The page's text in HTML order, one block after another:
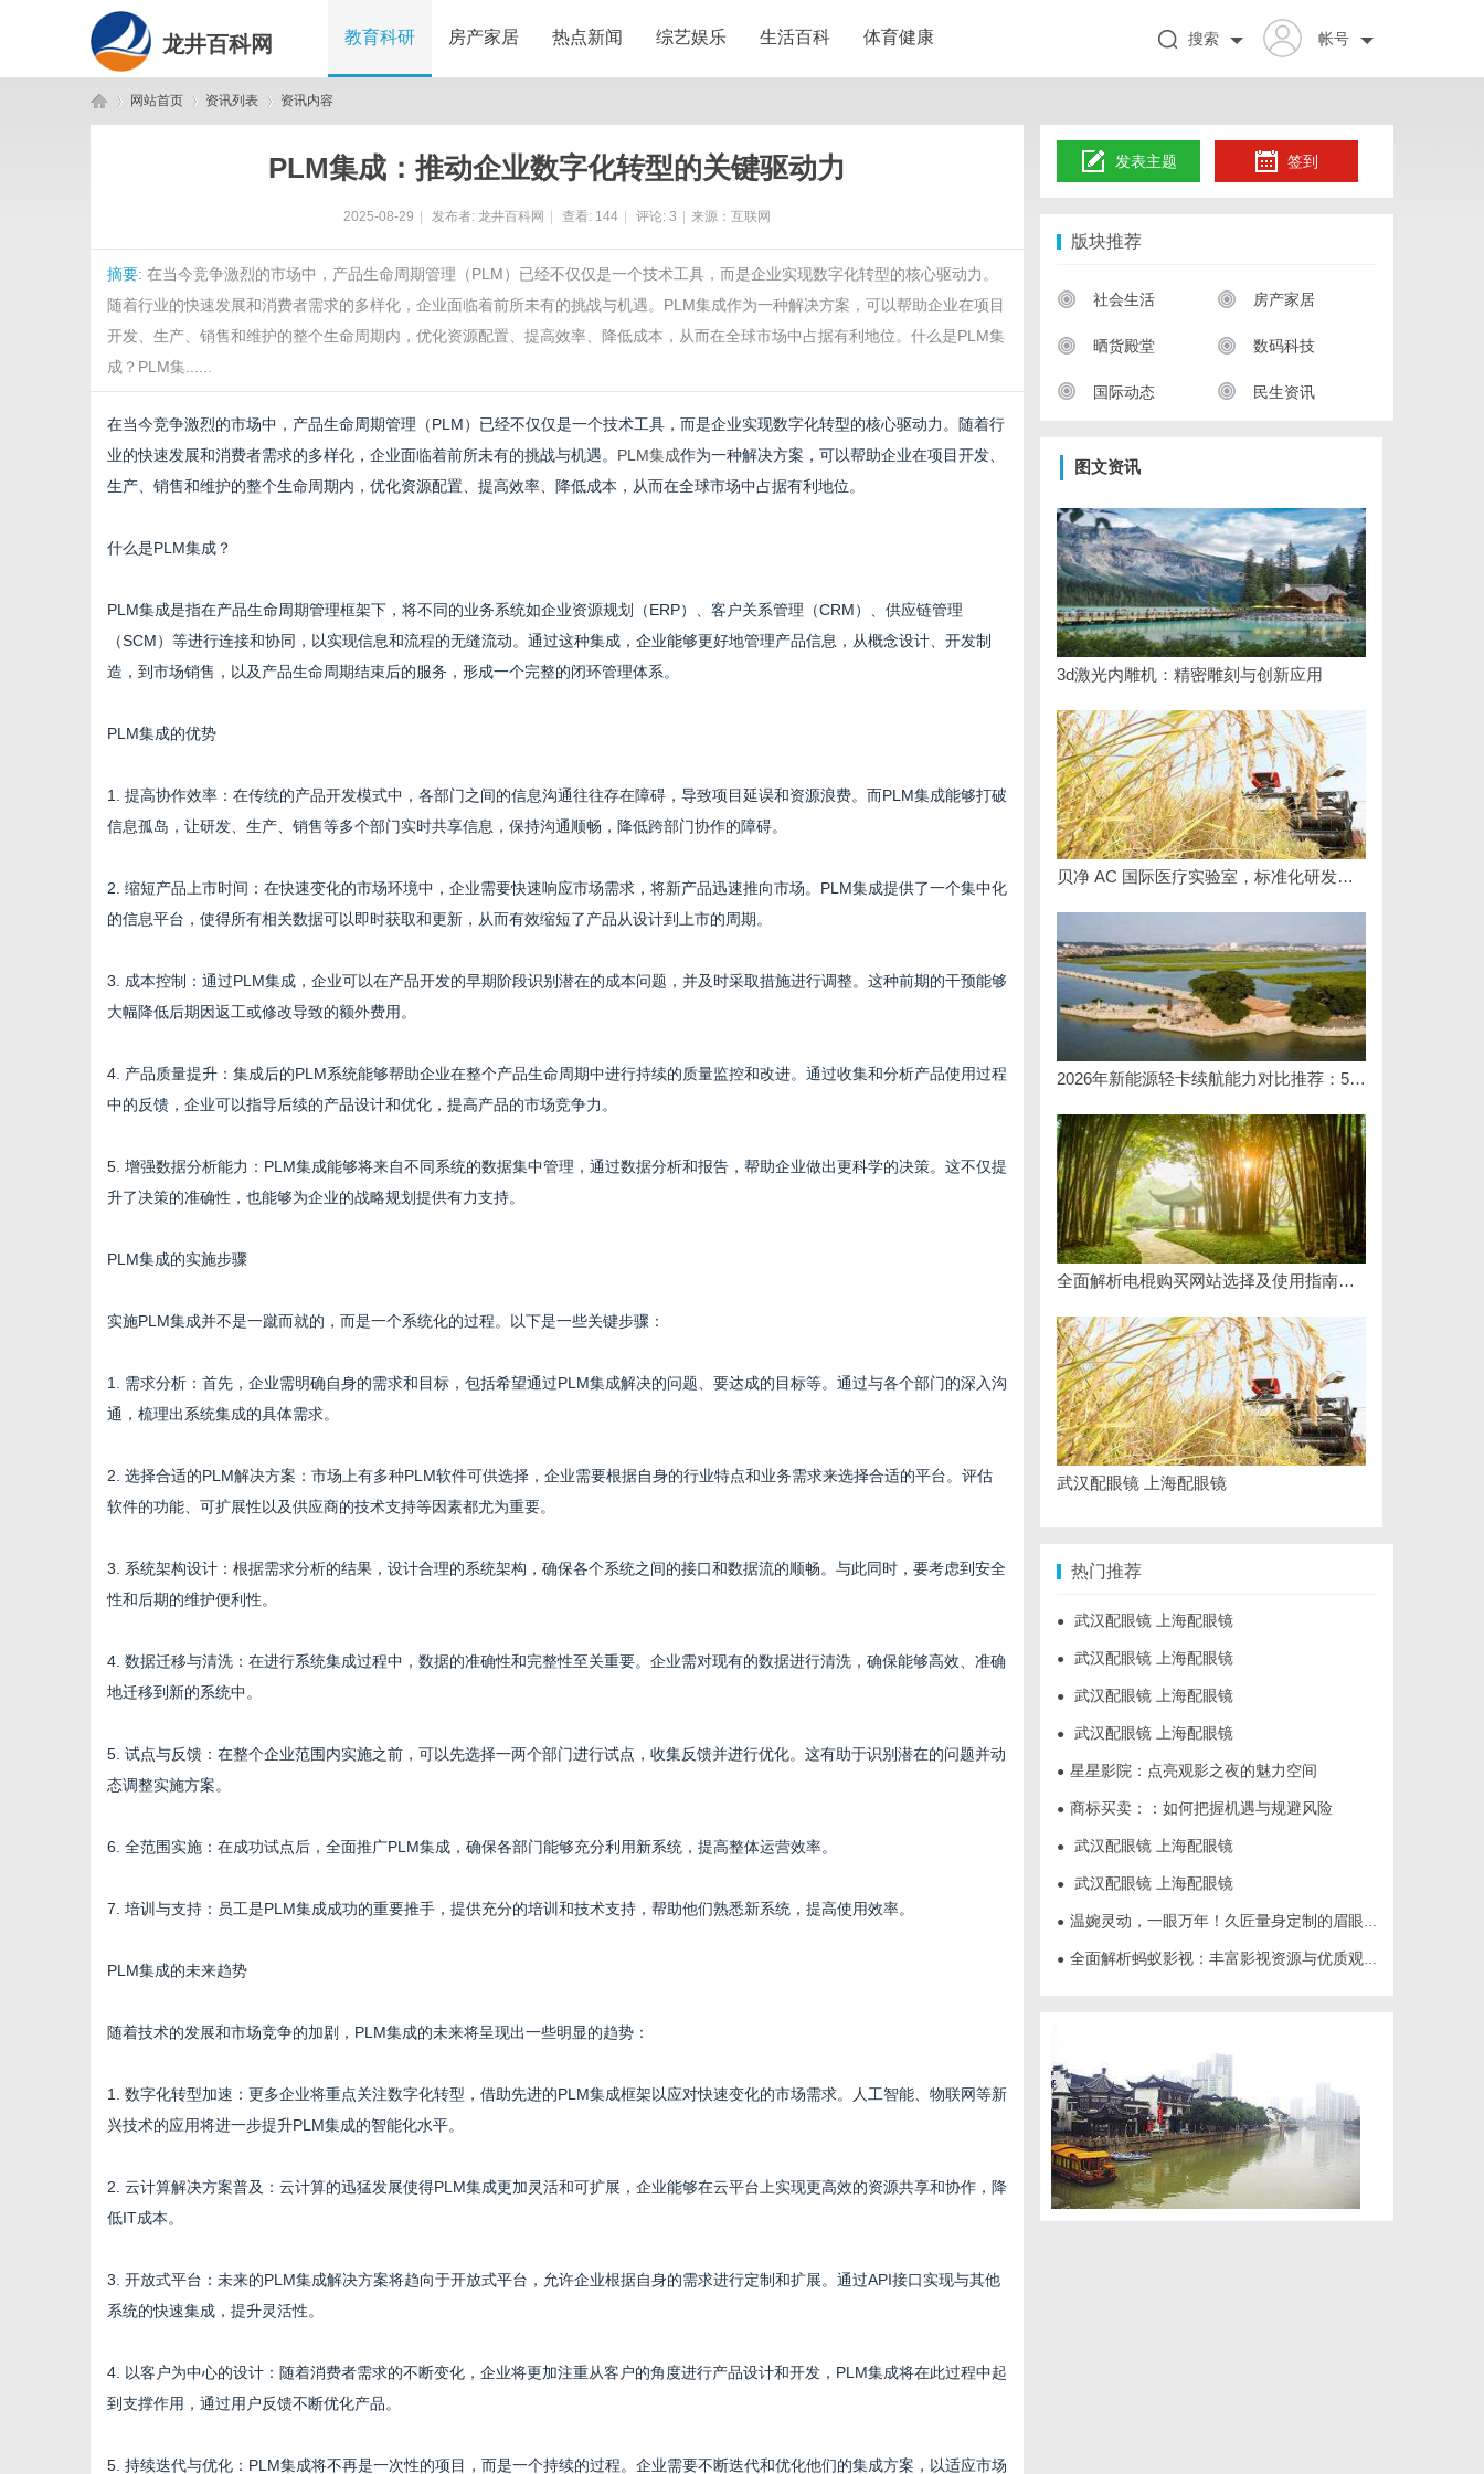
龙井百科网 教育科研 房产家居 热点新闻 综艺娱乐 生活百科 体育健康 帐号
搜索
网站首页 资讯列表 资讯内容
PLM集成：推动企业数字化转型的关键驱动力
2025-08-29 发布者: 龙井百科网 查看: 144 评论: 3 来源：互联网
摘要: 在当今竞争激烈的市场中，产品生命周期管理（PLM）已经不仅仅是一个技术工具，而是企业实现数字化转型的核心驱动力。
随着行业的快速发展和消费者需求的多样化，企业面临着前所未有的挑战与机遇。PLM集成作为一种解决方案，可以帮助企业在项目
开发、生产、销售和维护的整个生命周期内，优化资源配置、提高效率、降低成本，从而在全球市场中占据有利地位。什么是PLM集
成？PLM集......
在当今竞争激烈的市场中，产品生命周期管理（PLM）已经不仅仅是一个技术工具，而是企业实现数字化转型的核心驱动力。随着行
业的快速发展和消费者需求的多样化，企业面临着前所未有的挑战与机遇。 PLM集成作为一种解决方案，可以帮助企业在项目开发、
生产、销售和维护的整个生命周期内，优化资源配置、提高效率、降低成本，从而在全球市场中占据有利地位。
什么是PLM集成？
PLM集成是指在产品生命周期管理框架下，将不同的业务系统如企业资源规划（ERP）、客户关系管理（CRM）、供应链管理
（SCM）等进行连接和协同，以实现信息和流程的无缝流动。通过这种集成，企业能够更好地管理产品信息，从概念设计、开发制
造，到市场销售，以及产品生命周期结束后的服务，形成一个完整的闭环管理体系。
PLM集成的优势
1. 提高协作效率：在传统的产品开发模式中，各部门之间的信息沟通往往存在障碍，导致项目延误和资源浪费。而PLM集成能够打破
信息孤岛，让研发、生产、销售等多个部门实时共享信息，保持沟通顺畅，降低跨部门协作的障碍。
2. 缩短产品上市时间：在快速变化的市场环境中，企业需要快速响应市场需求，将新产品迅速推向市场。PLM集成提供了一个集中化
的信息平台，使得所有相关数据可以即时获取和更新，从而有效缩短了产品从设计到上市的周期。
3. 成本控制：通过PLM集成，企业可以在产品开发的早期阶段识别潜在的成本问题，并及时采取措施进行调整。这种前期的干预能够
大幅降低后期因返工或修改导致的额外费用。
4. 产品质量提升：集成后的PLM系统能够帮助企业在整个产品生命周期中进行持续的质量监控和改进。通过收集和分析产品使用过程
中的反馈，企业可以指导后续的产品设计和优化，提高产品的市场竞争力。
5. 增强数据分析能力：PLM集成能够将来自不同系统的数据集中管理，通过数据分析和报告，帮助企业做出更科学的决策。这不仅提
升了决策的准确性，也能够为企业的战略规划提供有力支持。
PLM集成的实施步骤
实施PLM集成并不是一蹴而就的，而是一个系统化的过程。以下是一些关键步骤：
1. 需求分析：首先，企业需明确自身的需求和目标，包括希望通过PLM集成解决的问题、要达成的目标等。通过与各个部门的深入沟
通，梳理出系统集成的具体需求。
2. 选择合适的PLM解决方案：市场上有多种PLM软件可供选择，企业需要根据自身的行业特点和业务需求来选择合适的平台。评估
软件的功能、可扩展性以及供应商的技术支持等因素都尤为重要。
3. 系统架构设计：根据需求分析的结果，设计合理的系统架构，确保各个系统之间的接口和数据流的顺畅。与此同时，要考虑到安全
性和后期的维护便利性。
4. 数据迁移与清洗：在进行系统集成过程中，数据的准确性和完整性至关重要。企业需对现有的数据进行清洗，确保能够高效、准确
地迁移到新的系统中。
5. 试点与反馈：在整个企业范围内实施之前，可以先选择一两个部门进行试点，收集反馈并进行优化。这有助于识别潜在的问题并动
态调整实施方案。
6. 全范围实施：在成功试点后，全面推广PLM集成，确保各部门能够充分利用新系统，提高整体运营效率。
7. 培训与支持：员工是PLM集成成功的重要推手，提供充分的培训和技术支持，帮助他们熟悉新系统，提高使用效率。
PLM集成的未来趋势
随着技术的发展和市场竞争的加剧，PLM集成的未来将呈现出一些明显的趋势：
1. 数字化转型加速：更多企业将重点关注数字化转型，借助先进的PLM集成框架以应对快速变化的市场需求。人工智能、物联网等新
兴技术的应用将进一步提升PLM集成的智能化水平。
2. 云计算解决方案普及：云计算的迅猛发展使得PLM集成更加灵活和可扩展，企业能够在云平台上实现更高效的资源共享和协作，降
低IT成本。
3. 开放式平台：未来的PLM集成解决方案将趋向于开放式平台，允许企业根据自身的需求进行定制和扩展。通过API接口实现与其他
系统的快速集成，提升灵活性。
4. 以客户为中心的设计：随着消费者需求的不断变化，企业将更加注重从客户的角度进行产品设计和开发，PLM集成将在此过程中起
到支撑作用，通过用户反馈不断优化产品。
5. 持续迭代与优化：PLM集成将不再是一次性的项目，而是一个持续的过程。企业需要不断迭代和优化他们的集成方案，以适应市场
发表主题 签到
版块推荐
社会生活 房产家居
晒货殿堂 数码科技
国际动态 民生资讯
图文资讯
3d激光内雕机：精密雕刻与创新应用
贝净 AC 国际医疗实验室，标准化研发体系全解析
2026年新能源轻卡续航能力对比推荐：5大主流平台三维解析
全面解析电棍购买网站选择及使用指南，保障安全与合法性
武汉配眼镜 上海配眼镜
热门推荐
● 武汉配眼镜 上海配眼镜
● 武汉配眼镜 上海配眼镜
● 武汉配眼镜 上海配眼镜
● 武汉配眼镜 上海配眼镜
● 星星影院：点亮观影之夜的魅力空间
● 商标买卖：：如何把握机遇与规避风险
● 武汉配眼镜 上海配眼镜
● 武汉配眼镜 上海配眼镜
● 温婉灵动，一眼万年！久匠量身定制的眉眼唇，才是你整张脸的点睛之笔！淡颜系女生的气质加分项
● 全面解析蚂蚁影视：丰富影视资源与优质观影体验的新时代平台